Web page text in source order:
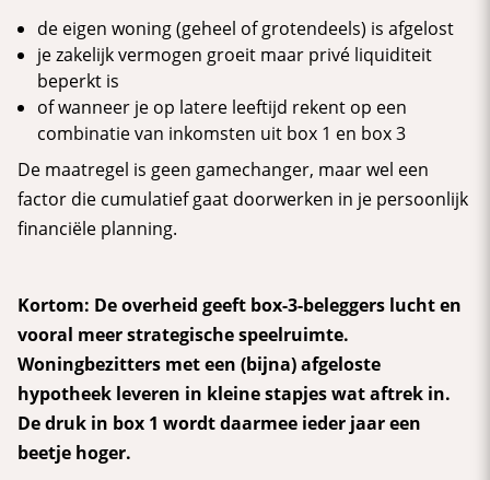
de eigen woning (geheel of grotendeels) is afgelost
je zakelijk vermogen groeit maar privé liquiditeit
beperkt is
of wanneer je op latere leeftijd rekent op een
combinatie van inkomsten uit box 1 en box 3
De maatregel is geen gamechanger, maar wel een
factor die cumulatief gaat doorwerken in je persoonlijk
financiële planning.
Kortom: De overheid geeft box-3-beleggers lucht en
vooral meer strategische speelruimte.
Woningbezitters met een (bijna) afgeloste
hypotheek leveren in kleine stapjes wat aftrek in.
De druk in box 1 wordt daarmee ieder jaar een
beetje hoger.